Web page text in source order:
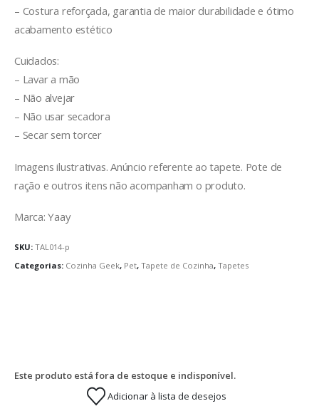
– Costura reforçada, garantia de maior durabilidade e ótimo
acabamento estético
Cuidados:
– Lavar a mão
– Não alvejar
– Não usar secadora
– Secar sem torcer
Imagens ilustrativas. Anúncio referente ao tapete. Pote de
ração e outros itens não acompanham o produto.
Marca: Yaay
SKU: TAL014-p
Categorias: Cozinha Geek, Pet, Tapete de Cozinha, Tapetes
Este produto está fora de estoque e indisponível.
Adicionar à lista de desejos